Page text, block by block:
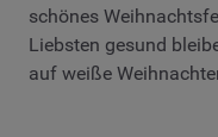
schönes
Liebsten gesund
auf weiße